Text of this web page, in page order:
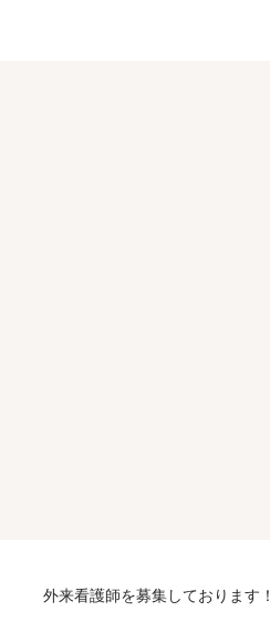
外来看護師を募集しております！